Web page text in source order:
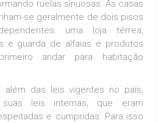
ruelas sinuosas. As casas
se geralmente de dois pisos
uma loja térrea,
e guarda de alfaias e produtos
andar para habitação
além das leis vigentes no país,
leis internas, que eram
e cumpridas. Para isso